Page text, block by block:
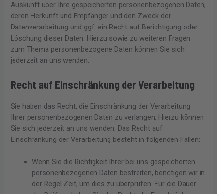
Auskunft über Ihre gespeicherten personenbezogenen Daten,
deren Herkunft und Empfänger und den Zweck der
Datenverarbeitung und ggf. ein Recht auf Berichtigung oder
Löschung dieser Daten. Hierzu sowie zu weiteren Fragen
zum Thema personenbezogene Daten können Sie sich
jederzeit an uns wenden.
Recht auf Einschränkung der Verarbeitung
Sie haben das Recht, die Einschränkung der Verarbeitung
Ihrer personenbezogenen Daten zu verlangen. Hierzu können
Sie sich jederzeit an uns wenden. Das Recht auf
Einschränkung der Verarbeitung besteht in folgenden Fällen:
Wenn Sie die Richtigkeit Ihrer bei uns gespeicherten
personenbezogenen Daten bestreiten, benötigen wir in
der Regel Zeit, um dies zu überprüfen. Für die Dauer